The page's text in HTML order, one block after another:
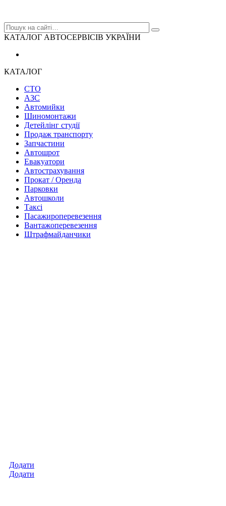
КАТАЛОГ АВТОСЕРВІСІВ УКРАЇНИ
КАТАЛОГ
СТО
АЗС
Автомийки
Шиномонтажи
Детейлінг студії
Продаж транспорту
Запчастини
Автошрот
Евакуатори
Автострахування
Прокат / Оренда
Парковки
Автошколи
Таксі
Пасажироперевезення
Вантажоперевезення
Штрафмайданчики
Додати
Додати